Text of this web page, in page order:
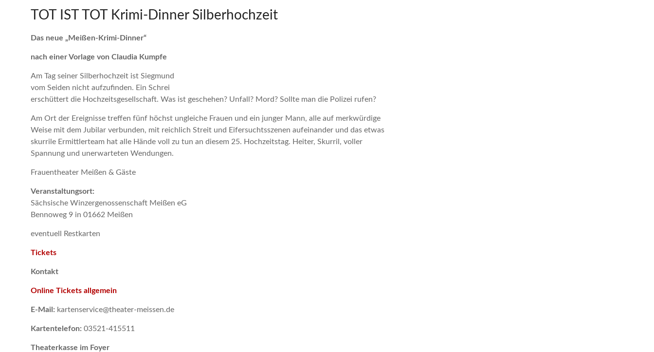
TOT IST TOT Krimi-Dinner Silberhochzeit
Das neue „Meißen-Krimi-Dinner“
nach einer Vorlage von Claudia Kumpfe
Am Tag seiner Silberhochzeit ist Siegmund
vom Seiden nicht aufzufinden. Ein Schrei
erschüttert die Hochzeitsgesellschaft. Was ist geschehen? Unfall? Mord? Sollte man die Polizei rufen?
Am Ort der Ereignisse treffen fünf höchst ungleiche Frauen und ein junger Mann, alle auf merkwürdige
Weise mit dem Jubilar verbunden, mit reichlich Streit und Eifersuchtsszenen aufeinander und das etwas
skurrile Ermittlerteam hat alle Hände voll zu tun an diesem 25. Hochzeitstag. Heiter, Skurril, voller
Spannung und unerwarteten Wendungen.
Frauentheater Meißen & Gäste
Veranstaltungsort:
Sächsische Winzergenossenschaft Meißen eG
Bennoweg 9 in 01662 Meißen
eventuell Restkarten
Tickets
Kontakt
Online Tickets allgemein
E-Mail: kartenservice@theater-meissen.de
Kartentelefon: 03521-415511
Theaterkasse im Foyer